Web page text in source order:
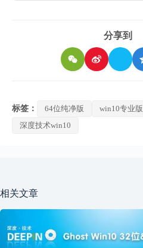
分享到
标签： 64位纯净版 win10专业版
深度技术win10
相关文章